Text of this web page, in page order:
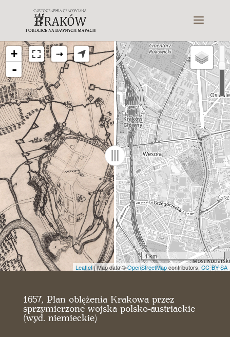
+
-
⇢
1 km
Leaflet| Map data ©OpenStreetMapcontributors, CC-BY-SA
1657, Plan oblężenia Krakowa przez
sprzymierzone wojska polsko-austriackie
(wyd. niemieckie)